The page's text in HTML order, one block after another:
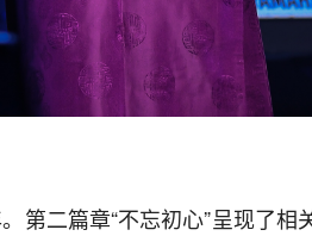
第二篇章“不忘初心”呈现了相